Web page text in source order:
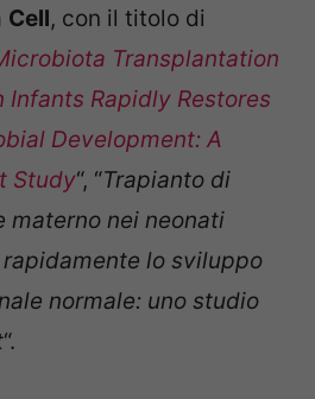
Cell, con il titolo di
Transplantation
Infants Rapidly Restores
Development: A
Study“, “Trapianto di
materno nei neonati
lo sviluppo
normale: uno studio
“.